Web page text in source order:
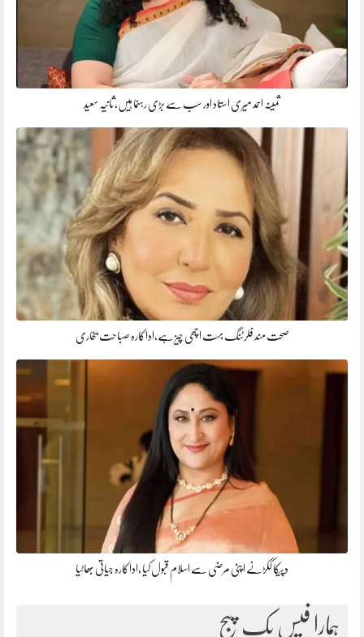
ثمینہ احمد میری استاد اور سب سے بڑی رہنما ہیں، ثانیہ سعید
صحت مند فلرٹنگ بہت اچھی چیز ہے،اداکارہ صباحت بخاری
دپیکا ککڑنے اپنی مرضی سے اسلام قبول کیا ،اداکارہ جیاتی بھاٹیا
ہمارا فیس بک پیج